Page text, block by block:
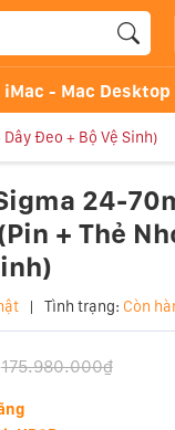
iMac - Mac Desktop
Đeo + Bộ Vệ Sinh)
24-
+ Thẻ
| Tình trạng: Còn
175.980.000₫